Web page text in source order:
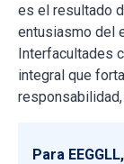
es el resultado
entusiasmo del
Interfacultades
integral que
Para